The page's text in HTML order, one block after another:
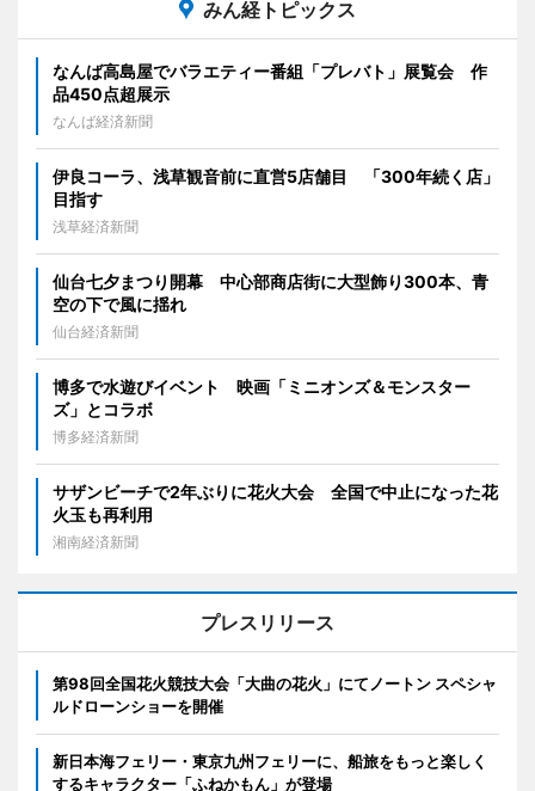
みん経トピックス
なんば高島屋でバラエティー番組「プレバト」展覧会 作
品450点超展示
なんば経済新聞
伊良コーラ、浅草観音前に直営5店舗目 「300年続く店」
目指す
浅草経済新聞
仙台七夕まつり開幕 中心部商店街に大型飾り300本、青
空の下で風に揺れ
仙台経済新聞
博多で水遊びイベント 映画「ミニオンズ＆モンスター
ズ」とコラボ
博多経済新聞
サザンビーチで2年ぶりに花火大会 全国で中止になった花
火玉も再利用
湘南経済新聞
プレスリリース
第98回全国花火競技大会「大曲の花火」にてノートン スペシャ
ルドローンショーを開催
新日本海フェリー・東京九州フェリーに、船旅をもっと楽しく
するキャラクター「ふねかもん」が登場